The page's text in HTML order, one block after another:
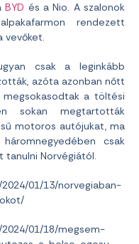
BYD és a Nio. A szalonok
rendezett
vevőket.
csak a leginkább
azóta azonban nőtt
a töltési
sokan megtartották
motoros autójukat, ma
csak
Norvégiától.
01/13/norvegiaban-
01/18/megsem-